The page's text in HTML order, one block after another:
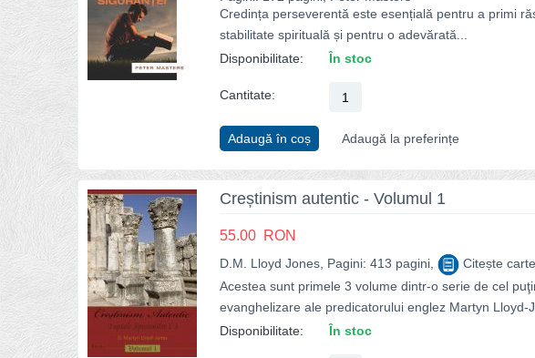
Credința perseverentă este esențială pentru a primi
stabilitate spirituală și pentru o adevărată...
Disponibilitate:
În stoc
Cantitate:
Adaugă în coș Adaugă la preferințe
Creștinism autentic - Volumul 1
55.00 RON
D.M. Lloyd Jones, Pagini: 413 pagini,
Citește
Acestea sunt primele 3 volume dintr-o serie de cel
evanghelizare ale predicatorului englez Martyn Lloyd-
Disponibilitate:
În stoc